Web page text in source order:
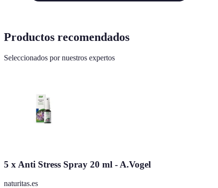
Productos recomendados
Seleccionados por nuestros expertos
5 x Anti Stress Spray 20 ml - A.Vogel
naturitas.es